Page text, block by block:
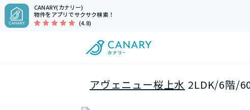
CANARY(カナリー)
物件をアプリでサクサク検索！
(4.8)
アヴェニュー桜上水 2LDK/6階/